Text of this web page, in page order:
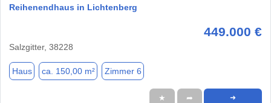
Reihenendhaus in Lichtenberg
449.000 €
Salzgitter, 38228
Haus ca. 150,00 m² Zimmer 6
★ ➦ ➜